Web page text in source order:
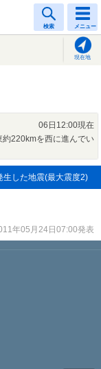
検索 メニュー
現在地
06日12:00現在
220kmを西に進んでい
生した地震(最大震度2)
年05月24日07:00発表